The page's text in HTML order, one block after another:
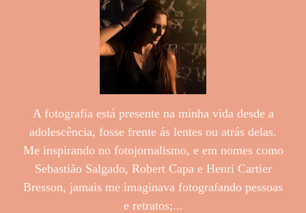
A fotografia está presente na minha vida desde a
adolescência, fosse frente ás lentes ou atrás delas.
Me inspirando no fotojornalismo, e em nomes como
Sebastião Salgado, Robert Capa e Henri Cartier
Bresson, jamais me imaginava fotografando pessoas
e retratos;...